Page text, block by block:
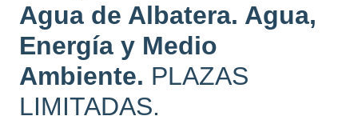
Agua de Albatera. Agua,
Energía y Medio
Ambiente. PLAZAS
LIMITADAS.